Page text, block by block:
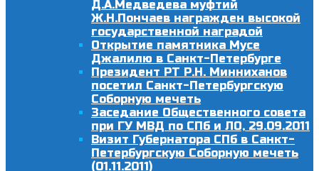
Д.А.Медведева муфтий
Ж.Н.Пончаев награжден высокой
государственной наградой
Открытие памятника Мусе
Джалилю в Санкт-Петербурге
Президент РТ Р.Н. Минниханов
посетил Санкт-Петербургскую
Соборную мечеть
Заседание Общественного совета
при ГУ МВД по СПб и ЛО, 29.09.2011
Визит Губернатора СПб в Санкт-
Петербургскую Соборную мечеть
(01.11.2011)